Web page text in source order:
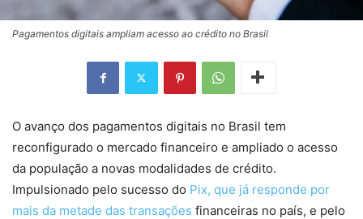
Pagamentos digitais ampliam acesso ao crédito no Brasil
O avanço dos pagamentos digitais no Brasil tem
reconfigurado o mercado financeiro e ampliado o acesso
da população a novas modalidades de crédito.
Impulsionado pelo sucesso do Pix, que já responde por
mais da metade das transações financeiras no país, e pelo